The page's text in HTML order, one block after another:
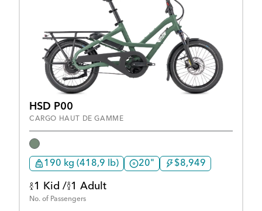
HSD P00
CARGO HAUT DE GAMME
190 kg (418,9 lb) 20" $8,949
1 Kid / 1 Adult
No. of Passengers